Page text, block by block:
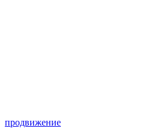
продвижение